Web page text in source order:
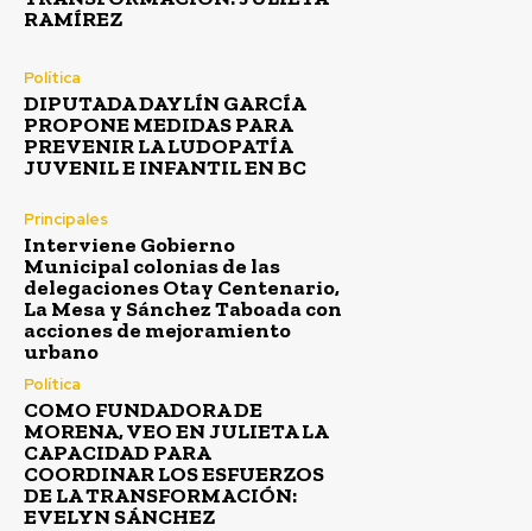
RAMÍREZ
Política
DIPUTADA DAYLÍN GARCÍA
PROPONE MEDIDAS PARA
PREVENIR LA LUDOPATÍA
JUVENIL E INFANTIL EN BC
Principales
Interviene Gobierno
Municipal colonias de las
delegaciones Otay Centenario,
La Mesa y Sánchez Taboada con
acciones de mejoramiento
urbano
Política
COMO FUNDADORA DE
MORENA, VEO EN JULIETA LA
CAPACIDAD PARA
COORDINAR LOS ESFUERZOS
DE LA TRANSFORMACIÓN:
EVELYN SÁNCHEZ